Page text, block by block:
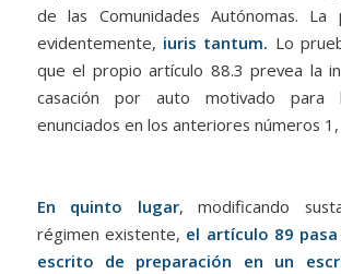
de las Comunidades Autónomas. La
evidentemente, iuris tantum. Lo
que el propio artículo 88.3 prevea la
casación por auto motivado para
enunciados en los anteriores números 1,
En quinto lugar, modificando
régimen existente, el artículo 89
escrito de preparación en un